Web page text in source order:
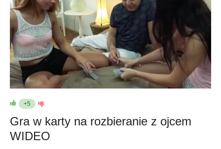
+5
Gra w karty na rozbieranie z ojcem
WIDEO